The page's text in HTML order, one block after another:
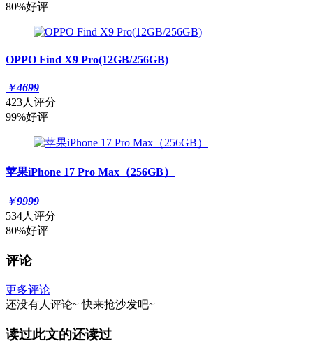
80%好评
OPPO Find X9 Pro(12GB/256GB)
￥4699
423人评分
99%好评
苹果iPhone 17 Pro Max（256GB）
￥9999
534人评分
80%好评
评论
更多评论
还没有人评论~ 快来抢沙发吧~
读过此文的还读过